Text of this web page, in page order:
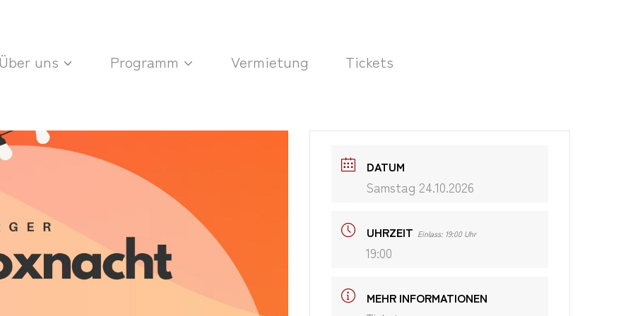
Über uns Programm Vermietung Tickets
DATUM
Samstag 24.10.2026
UHRZEIT Einlass: 19:00 Uhr
19:00
MEHR INFORMATIONEN